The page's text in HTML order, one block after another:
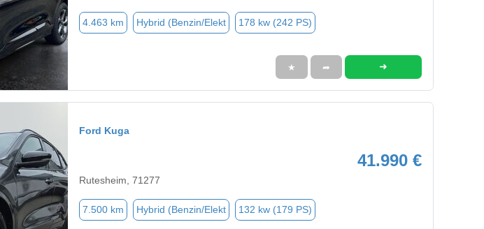
4.463 km Hybrid (Benzin/Elekt 178 kw (242 PS)
★ ➦ ➜
Ford Kuga
41.990 €
Rutesheim, 71277
7.500 km Hybrid (Benzin/Elekt 132 kw (179 PS)